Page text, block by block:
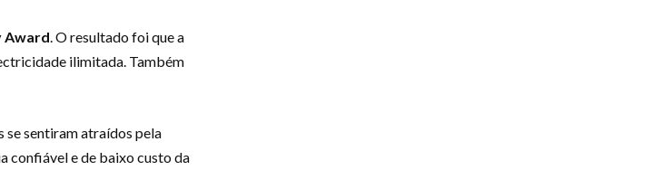
Award. O resultado foi que a
ilimitada. Também
se sentiram atraídos pela
confiável e de baixo custo da